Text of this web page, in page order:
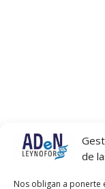
de
Nos obligan a ponerte